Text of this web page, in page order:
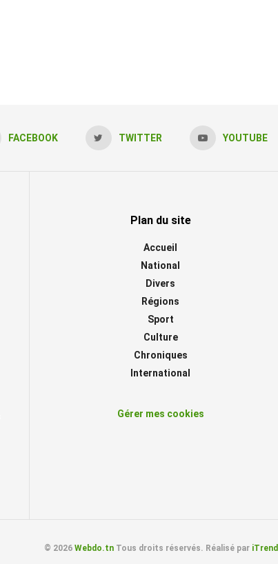
FACEBOOK TWITTER YOUTUBE
Plan du site
Accueil
National
Divers
Régions
Sport
Culture
Chroniques
International
Gérer mes cookies
© 2026 Webdo.tnTous droits réservés. Réalisé par iTrend